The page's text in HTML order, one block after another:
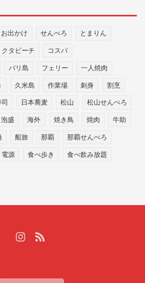
お出かけ せんべろ とまりん
クタビーチ コスパ
バリ島 フェリー 一人焼肉
久米島 作業場 刺身 割烹
日本蕎麦 松山 松山せんべろ
泡盛 海外 焼き鳥 焼肉 牛助
船旅 那覇 那覇せんべろ
電源 食べ歩き 食べ飲み放題